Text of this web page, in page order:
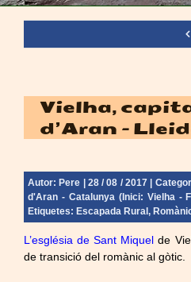
Vielha,
d’Aran –
Autor: Pere | 28 / 08 / 2017 |
d'Aran - Catalunya (Inici: Vielha -
Etiquetes: Escapada Rural ,
L’església de Sant Miquelde
de transició del romànic al gòtic.